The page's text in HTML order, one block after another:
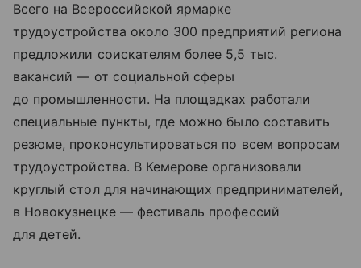
Всего на Всероссийской ярмарке
трудоустройства около 300 предприятий региона
предложили соискателям более 5,5 тыс.
вакансий — от социальной сферы
до промышленности. На площадках работали
специальные пункты, где можно было составить
резюме, проконсультироваться по всем вопросам
трудоустройства. В Кемерове организовали
круглый стол для начинающих предпринимателей,
в Новокузнецке — фестиваль профессий
для детей.